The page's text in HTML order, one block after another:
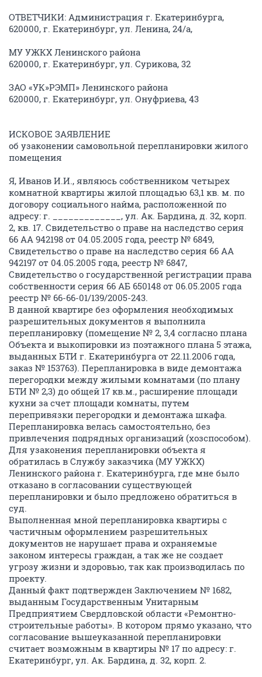
ОТВЕТЧИКИ: Администрация г. Екатеринбурга,
620000, г. Екатеринбург, ул. Ленина, 24/а,
МУ УЖКХ Ленинского района
620000, г. Екатеринбург, ул. Сурикова, 32
ЗАО «УК»РЭМП» Ленинского района
620000, г. Екатеринбург, ул. Онуфриева, 43
ИСКОВОЕ ЗАЯВЛЕНИЕ
об узаконении самовольной перепланировки жилого
помещения
Я, Иванов И.И., являюсь собственником четырех
комнатной квартиры жилой площадью 63,1 кв. м. по
договору социального найма, расположенной по
адресу: г. _____________, ул. Ак. Бардина, д. 32, корп.
2, кв. 17. Свидетельство о праве на наследство серия
66 АА 942198 от 04.05.2005 года, реестр № 6849,
Свидетельство о праве на наследство серия 66 АА
942197 от 04.05.2005 года, реестр № 6847,
Свидетельство о государственной регистрации права
собственности серия 66 АБ 650148 от 06.05.2005 года
реестр № 66-66-01/139/2005-243.
В данной квартире без оформления необходимых
разрешительных документов я выполнила
перепланировку (помещение № 2, 3,4 согласно плана
Объекта и выкопировки из поэтажного плана 5 этажа,
выданных БТИ г. Екатеринбурга от 22.11.2006 года,
заказ № 153763). Перепланировка в виде демонтажа
перегородки между жилыми комнатами (по плану
БТИ № 2,3) до общей 17 кв.м., расширение площади
кухни за счет площади комнаты, путем
перепривязки перегородки и демонтажа шкафа.
Перепланировка велась самостоятельно, без
привлечения подрядных организаций (хозспособом).
Для узаконения перепланировки объекта я
обратилась в Службу заказчика (МУ УЖКХ)
Ленинского района г. Екатеринбурга, где мне было
отказано в согласовании существующей
перепланировки и было предложено обратиться в
суд.
Выполненная мной перепланировка квартиры с
частичным оформлением разрешительных
документов не нарушает права и охраняемые
законом интересы граждан, а так же не создает
угрозу жизни и здоровью, так как производилась по
проекту.
Данный факт подтвержден Заключением № 1682,
выданным Государственным Унитарным
Предприятием Свердловской области «Ремонтно-
строительные работы». В котором прямо указано, что
согласование вышеуказанной перепланировки
считает возможным в квартиры № 17 по адресу: г.
Екатеринбург, ул. Ак. Бардина, д. 32, корп. 2.